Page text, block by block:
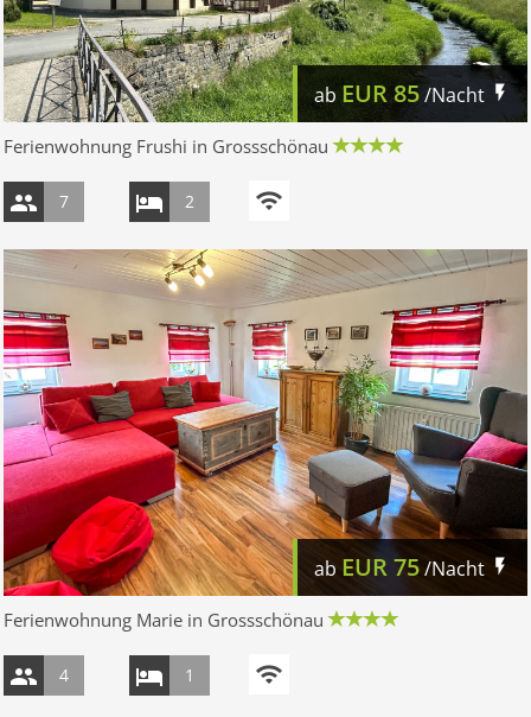
abEUR 85/Nacht
Ferienwohnung Frushi in Grossschönau
7 2
ab EUR75/Nacht
Ferienwohnung Marie in Grossschönau
4 1